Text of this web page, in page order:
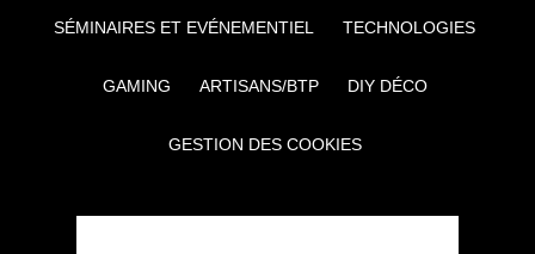
SÉMINAIRES ET EVÉNEMENTIEL TECHNOLOGIES
GAMING ARTISANS/BTP DIY DÉCO
GESTION DES COOKIES